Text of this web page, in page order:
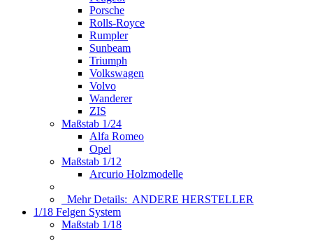
Porsche
Rolls-Royce
Rumpler
Sunbeam
Triumph
Volkswagen
Volvo
Wanderer
ZIS
Maßstab 1/24
Alfa Romeo
Opel
Maßstab 1/12
Arcurio Holzmodelle
Mehr Details: ANDERE HERSTELLER
1/18 Felgen System
Maßstab 1/18